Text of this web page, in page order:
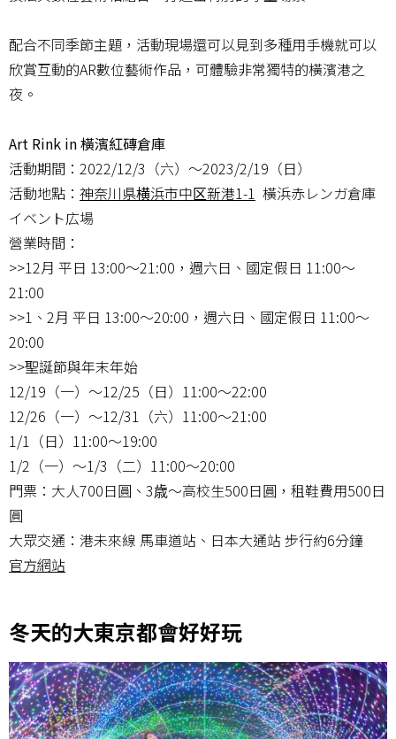
配合不同季節主題，活動現場還可以見到多種用手機就可以
欣賞互動的AR數位藝術作品，可體驗非常獨特的橫濱港之
夜。
Art Rink in 橫濱紅磚倉庫
活動期間：2022/12/3（六）～2023/2/19（日）
活動地點： 神奈川県横浜市中区新港1-1 橫浜赤レンガ倉庫
イベント広場
營業時間：
>>12月 平日 13:00～21:00，週六日、國定假日 11:00～
21:00
>>1、2月 平日 13:00～20:00，週六日、國定假日 11:00～
20:00
>>聖誕節與年末年始
12/19（一）～12/25（日）11:00～22:00
12/26（一）～12/31（六）11:00～21:00
1/1（日）11:00～19:00
1/2（一）～1/3（二）11:00～20:00
門票：大人700日圓、3歳～高校生500日圓，租鞋費用500日
圓
大眾交通：港未來線 馬車道站、日本大通站 步行約6分鐘
官方網站
冬天的大東京都會好好玩